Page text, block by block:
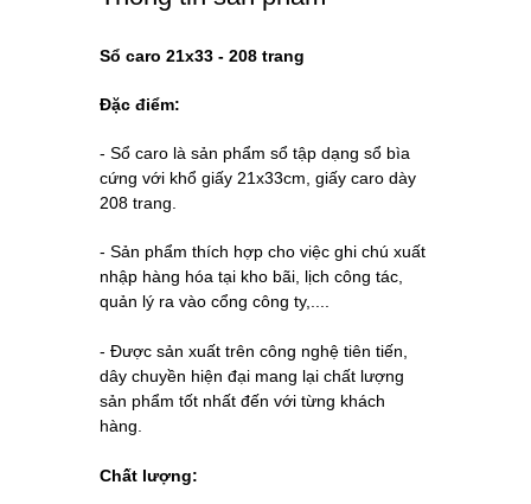
Sổ caro 21x33 - 208 trang
Đặc điểm:
- Sổ caro là sản phẩm sổ tập dạng sổ bìa
cứng với khổ giấy 21x33cm, giấy caro dày
208 trang.
- Sản phẩm thích hợp cho việc ghi chú xuất
nhập hàng hóa tại kho bãi, lịch công tác,
quản lý ra vào cổng công ty,....
- Được sản xuất trên công nghệ tiên tiến,
dây chuyền hiện đại mang lại chất lượng
sản phẩm tốt nhất đến với từng khách
hàng.
Chất lượng: